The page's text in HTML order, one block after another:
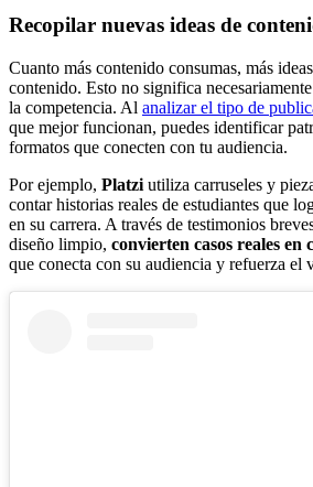
Recopilar nuevas ideas de
Cuanto más contenido consumas, más
contenido. Esto no significa
la competencia. Al analizar el tipo de
que mejor funcionan, puedes identificar
formatos que conecten con tu audiencia.
Por ejemplo, Platzi utiliza carruseles y
contar historias reales de estudiantes que
en su carrera. A través de testimonios
diseño limpio, convierten casos reales
que conecta con su audiencia y refuerza el